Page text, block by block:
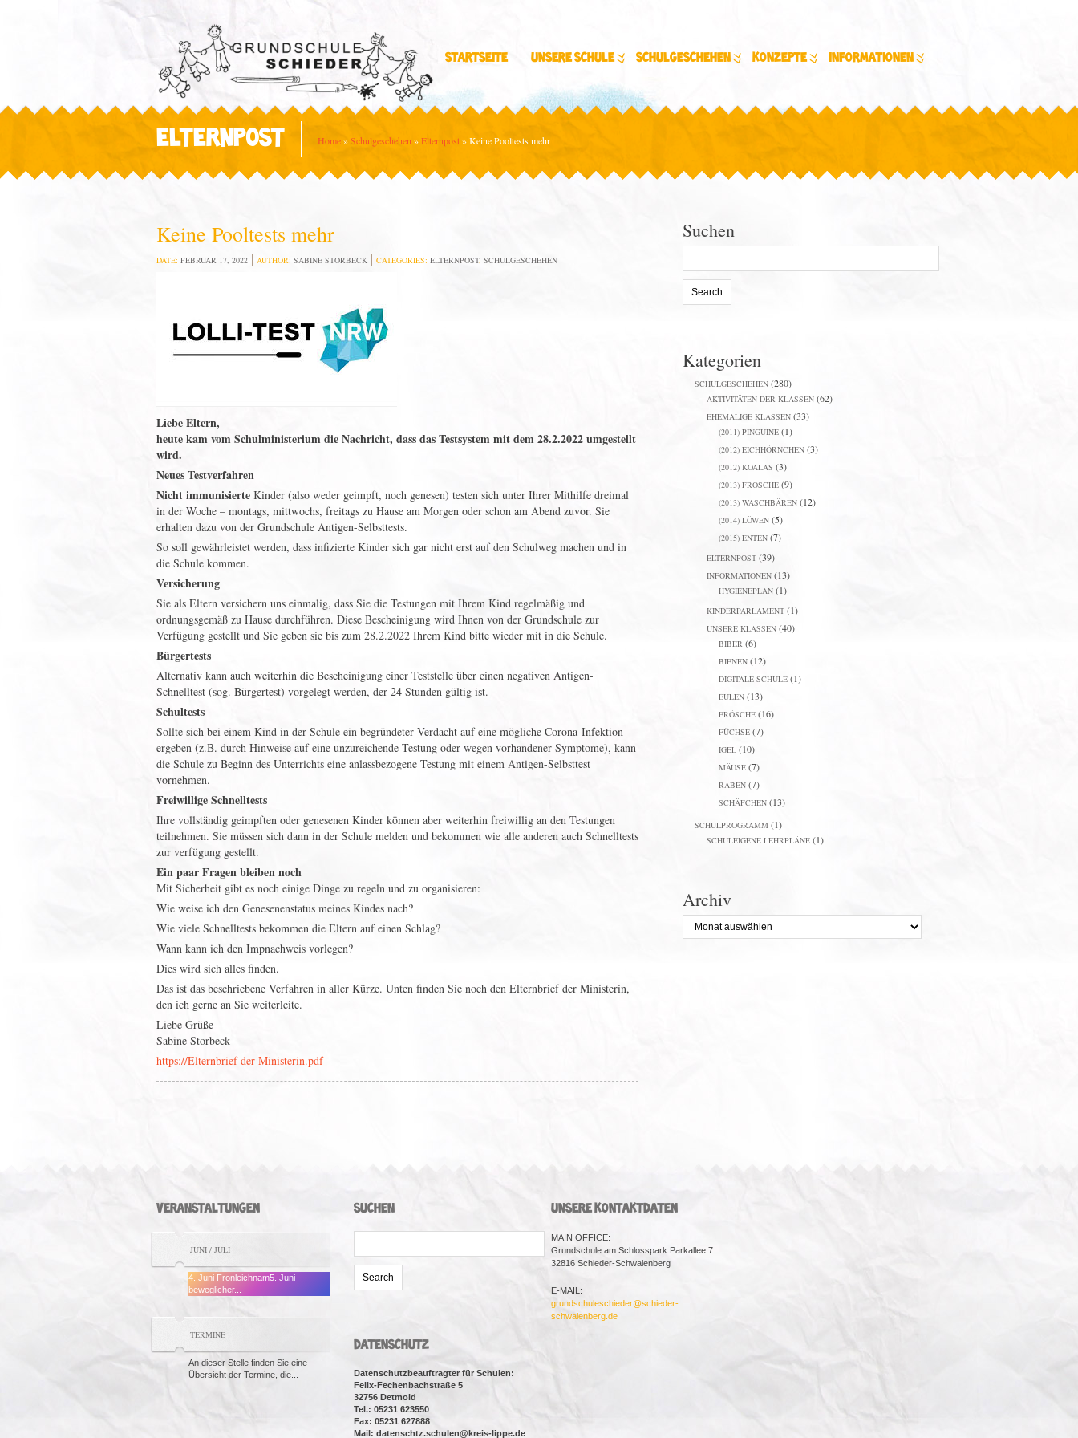
Startseite Unsere Schule Schulgeschehen Konzepte Informationen
ELTERNPOST Home»Schulgeschehen »Elternpost»Keine Pooltests mehr
Keine Pooltests mehr
DATE: FEBRUAR 17, 2022 AUTHOR: SABINE STORBECK CATEGORIES: ELTERNPOST, SCHULGESCHEHEN
Liebe Eltern,
heute kam vom Schulministerium die Nachricht, dass das Testsystem mit dem 28.2.2022 umgestellt
wird.
Neues Testverfahren
Nicht immunisierte Kinder (also weder geimpft, noch genesen) testen sich unter Ihrer Mithilfe dreimal
in der Woche – montags, mittwochs, freitags zu Hause am Morgen oder schon am Abend zuvor. Sie
erhalten dazu von der Grundschule Antigen-Selbsttests.
So soll gewährleistet werden, dass infizierte Kinder sich gar nicht erst auf den Schulweg machen und in
die Schule kommen.
Versicherung
Sie als Eltern versichern uns einmalig, dass Sie die Testungen mit Ihrem Kind regelmäßig und
ordnungsgemäß zu Hause durchführen. Diese Bescheinigung wird Ihnen von der Grundschule zur
Verfügung gestellt und Sie geben sie bis zum 28.2.2022 Ihrem Kind bitte wieder mit in die Schule.
Bürgertests
Alternativ kann auch weiterhin die Bescheinigung einer Teststelle über einen negativen Antigen-
Schnelltest (sog. Bürgertest) vorgelegt werden, der 24 Stunden gültig ist.
Schultests
Sollte sich bei einem Kind in der Schule ein begründeter Verdacht auf eine mögliche Corona-Infektion
ergeben (z.B. durch Hinweise auf eine unzureichende Testung oder wegen vorhandener Symptome), kann
die Schule zu Beginn des Unterrichts eine anlassbezogene Testung mit einem Antigen-Selbsttest
vornehmen.
Freiwillige Schnelltests
Ihre vollständig geimpften oder genesenen Kinder können aber weiterhin freiwillig an den Testungen
teilnehmen. Sie müssen sich dann in der Schule melden und bekommen wie alle anderen auch Schnelltests
zur verfügung gestellt.
Ein paar Fragen bleiben noch
Mit Sicherheit gibt es noch einige Dinge zu regeln und zu organisieren:
Wie weise ich den Genesenenstatus meines Kindes nach?
Wie viele Schnelltests bekommen die Eltern auf einen Schlag?
Wann kann ich den Impnachweis vorlegen?
Dies wird sich alles finden.
Das ist das beschriebene Verfahren in aller Kürze. Unten finden Sie noch den Elternbrief der Ministerin,
den ich gerne an Sie weiterleite.
Liebe Grüße
Sabine Storbeck
https://Elternbrief der Ministerin.pdf
Suchen
Kategorien
SCHULGESCHEHEN (280)
AKTIVITÄTEN DER KLASSEN (62)
EHEMALIGE KLASSEN (33)
(2011) PINGUINE (1)
(2012) EICHHÖRNCHEN (3)
(2012) KOALAS (3)
(2013) FRÖSCHE (9)
(2013) WASCHBÄREN (12)
(2014) LÖWEN (5)
(2015) ENTEN (7)
ELTERNPOST (39)
INFORMATIONEN (13)
HYGIENEPLAN (1)
KINDERPARLAMENT (1)
UNSERE KLASSEN (40)
BIBER (6)
BIENEN (12)
DIGITALE SCHULE (1)
EULEN (13)
FRÖSCHE (16)
FÜCHSE (7)
IGEL (10)
MÄUSE (7)
RABEN (7)
SCHÄFCHEN (13)
SCHULPROGRAMM (1)
SCHULEIGENE LEHRPLÄNE (1)
Archiv
Archiv
VERANSTALTUNGEN
JUNI / JULI
4. Juni Fronleichnam5. Juni
beweglicher...
TERMINE
An dieser Stelle finden Sie eine
Übersicht der Termine, die...
SUCHEN
DATENSCHUTZ
Datenschutzbeauftragter für Schulen:
Felix-Fechenbachstraße 5
32756 Detmold
Tel.: 05231 623550
Fax: 05231 627888
Mail: datenschtz.schulen@kreis-lippe.de
UNSERE KONTAKTDATEN
MAIN OFFICE:
Grundschule am Schlosspark Parkallee 7
32816 Schieder-Schwalenberg
E-MAIL:
grundschuleschieder@schieder-
schwalenberg.de